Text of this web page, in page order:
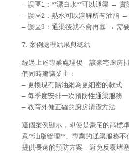
– 誤區1：**漂白水**可以通渠 → 實
– 誤區2：熱水可以溶解所有油脂
– 誤區3：通渠後就不會再塞 → 需
7. 案例處理結果與總結
經過上述專業處理後，該豪宅廚房
們同時建議業主：
– 更換現有隔油網為更細密的款式
– 每季度安排一次預防性通渠服務
– 教育外傭正確的廚房清潔方法
這個案例顯示，即使是豪宅的高標
意**油脂管理**。專業的通渠服務
提供長遠的預防方案，避免反覆堵